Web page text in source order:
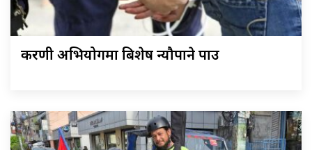
करणी अभियोगमा बिशेष न्यौपाने पक्राउ